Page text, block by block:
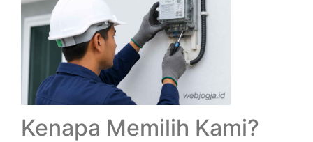
Kenapa Memilih Kami?